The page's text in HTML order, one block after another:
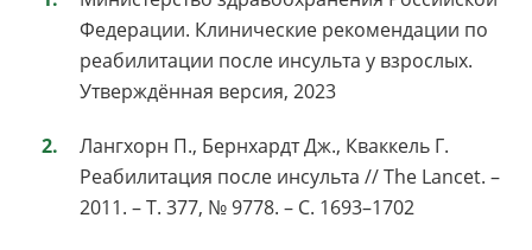
Федерации. Клинические рекомендации по
реабилитации после инсульта у взрослых.
Утверждённая версия, 2023
Лангхорн П., Бернхардт Дж., Кваккель Г.
Реабилитация после инсульта // The Lancet. –
2011. – Т. 377, № 9778. – С. 1693–1702